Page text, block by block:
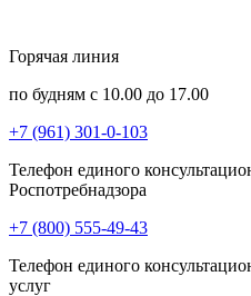
Горячая линия
по будням с 10.00 до 17.00
+7 (961) 301-0-103
Телефон единого
Роспотребнадзора
+7 (800) 555-49-43
Телефон единого
услуг